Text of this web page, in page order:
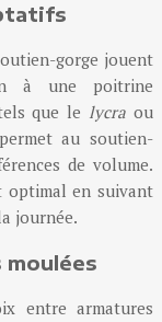
gorge jouent
à une poitrine
que le lycra ou
au soutien-
de volume.
optimal en suivant
journée.
entre armatures